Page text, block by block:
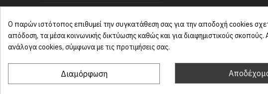
Σας ευχαριστούμε που μας
επιλέξατε.
ProtasiHome© 2025| All rights reserved
Ο παρών ιστότοπος επιθυμεί την συγκατάθεση σας για την αποδοχή cookies
απόδοση, τα μέσα κοινωνικής δικτύωσης καθώς και για διαφημιστικούς
ανάλογα cookies, σύμφωνα με τις προτιμήσεις σας.
Διαμόρφωση